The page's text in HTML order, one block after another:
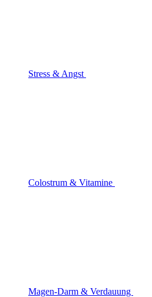
Stress & Angst
Colostrum & Vitamine
Magen-Darm & Verdauung